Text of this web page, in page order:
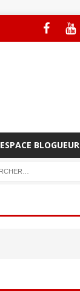
ESPACE BLOGUEUR